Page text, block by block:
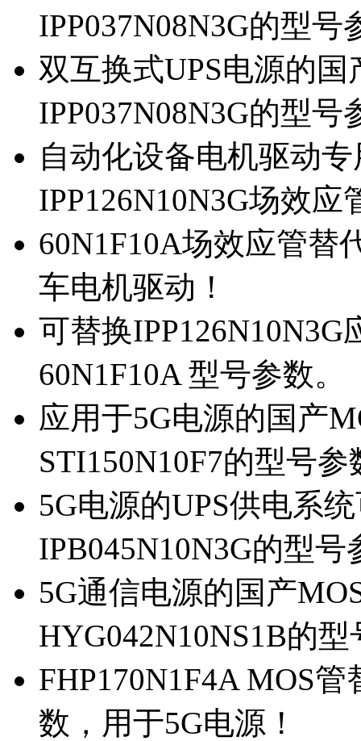
IPP037N08N3G的型号
双互换式UPS电源的
IPP037N08N3G的型号
自动化设备电机驱动
IPP126N10N3G场效应
60N1F10A场效应管替
车电机驱动！
可替换
60N1F10A 型号参数。
应用于5G电源的国产
STI150N10F7的型号参
5G电源的UPS供电系
IPB045N10N3G的型号
5G通信电源的国产
HYG042N10NS1B的
FHP170N1F4A MOS
数，用于5G电源！